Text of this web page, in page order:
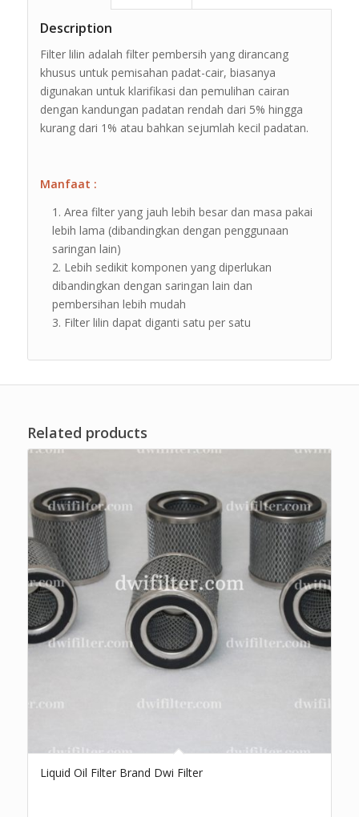
Description
Filter lilin adalah filter pembersih yang dirancang
khusus untuk pemisahan padat-cair, biasanya
digunakan untuk klarifikasi dan pemulihan cairan
dengan kandungan padatan rendah dari 5% hingga
kurang dari 1% atau bahkan sejumlah kecil padatan.
Manfaat :
Area filter yang jauh lebih besar dan masa pakai
lebih lama (dibandingkan dengan penggunaan
saringan lain)
Lebih sedikit komponen yang diperlukan
dibandingkan dengan saringan lain dan
pembersihan lebih mudah
Filter lilin dapat diganti satu per satu
Related products
Liquid Oil Filter Brand Dwi Filter